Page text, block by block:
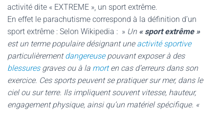
activité dite « EXTREME », un sport extrême.
En effet le parachutisme correspond à la définition d’un
sport extrême : Selon Wikipedia : » Un « sport extrême »
est un terme populaire désignant une activité sportive
particulièrementdangereusepouvant exposer à des
blessuresgraves ou à la morten cas d’erreurs dans son
exercice. Ces sports peuvent se pratiquer sur mer, dans le
ciel ou sur terre. Ils impliquent souvent vitesse, hauteur,
engagement physique, ainsi qu’un matériel spécifique. «